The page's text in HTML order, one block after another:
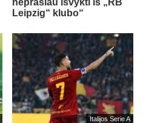
neprašiau išvykti iš „RB
Leipzig“ klubo“
Italijos Serie A